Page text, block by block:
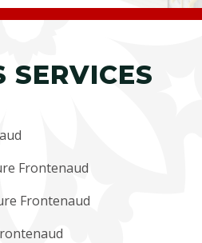
SERVICES
Frontenaud
Frontenaud